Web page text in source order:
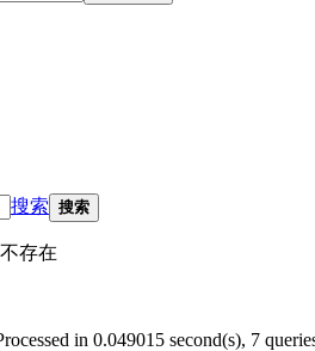
搜索 搜索
存在
in 0.049015 second(s), 7